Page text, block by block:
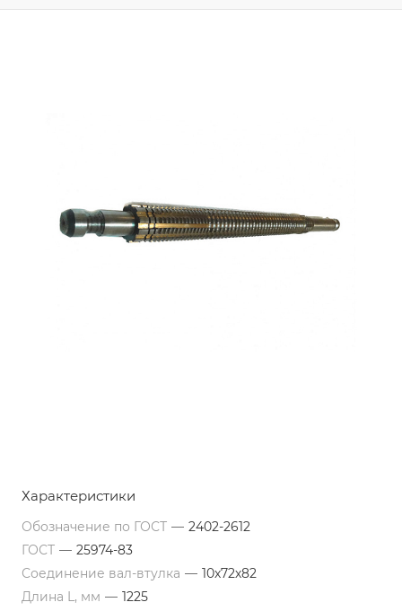
Характеристики
Обозначение по ГОСТ — 2402-2612
ГОСТ — 25974-83
Соединение вал-втулка — 10х72х82
Длина L, мм — 1225